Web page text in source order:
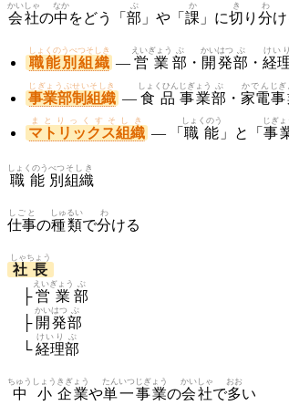
会社
かいしゃ
の中
なか
をどう「 部
ぶ
」や「 課
か
」に切
き
り 分
わ
職能別組織
しょくのうべつそしき
— 営業
えいぎょう
部
ぶ
・ 開発
かいはつ
部
ぶ
・ 経
けいり
事業部制組織
じぎょうぶせいそしき
— 食品
しょくひん
事業
じぎょう
部
ぶ
・ 家電
かでん
事
じぎ
マトリックス組織
まとりっくすそしき
— 「 職能
しょくのう
」と「 事
じぎょ
職能
しょくのう
別
べつ
組織
そしき
仕事
しごと
の種類
しゅるい
で分
わ
ける
社長
しゃちょう
├営業
えいぎょう
部
ぶ
├ 開発
かいはつ
部
ぶ
└経理
けいり
部
ぶ
中小
ちゅうしょう
企業
きぎょう
や単一
たんいつ
事業
じぎょう
の会社
かいしゃ
で多
おお
い